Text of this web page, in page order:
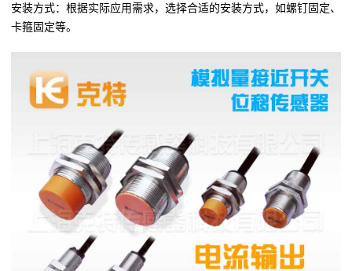
安装方式：根据实际应用需求，选择合适的安装方式，如螺钉固定、
卡箍固定等。